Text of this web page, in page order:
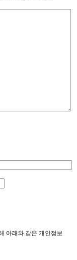
아래와 같은 개인정보